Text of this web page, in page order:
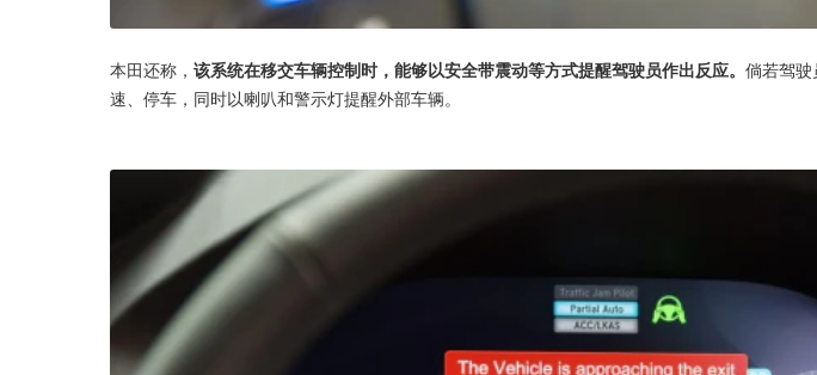
本田还称， 该系统在移交车辆控制时，能够以安全带震动等方式提醒驾驶员作出反应。 倘若驾
速、停车，同时以喇叭和警示灯提醒外部车辆。